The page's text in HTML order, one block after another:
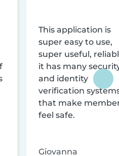
This application is
super easy to use,
super useful,
it has many
and identity
verification
that make
feel safe.
Giovanna